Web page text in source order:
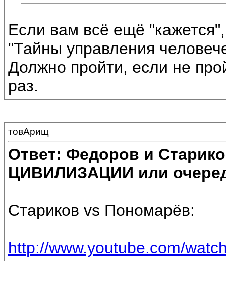
Если вам всё ещё
"Тайны управления
Должно пройти, если не
раз.
товАрищ
Ответ: Федоров и
ЦИВИЛИЗАЦИИ или
Стариков vs Пономарёв:
http://www.youtube.com/